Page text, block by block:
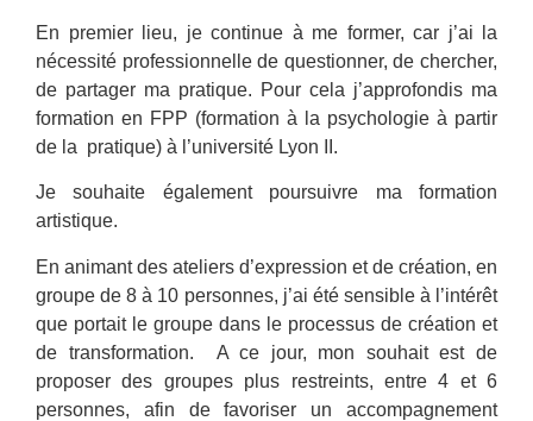
En premier lieu, je continue à me former, car j’ai la
nécessité professionnelle de questionner, de chercher,
de partager ma pratique. Pour cela j’approfondis ma
formation en FPP (formation à la psychologie à partir
de la pratique) à l’université Lyon II.
Je souhaite également poursuivre ma formation
artistique.
En animant des ateliers d’expression et de création, en
groupe de 8 à 10 personnes, j’ai été sensible à l’intérêt
que portait le groupe dans le processus de création et
de transformation. A ce jour, mon souhait est de
proposer des groupes plus restreints, entre 4 et 6
personnes, afin de favoriser un accompagnement